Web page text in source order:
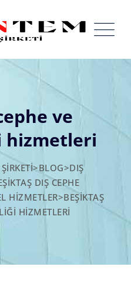
ve
hizmetleri
>BLOG>DIŞ
DIŞ CEPHE
HIZMETLER>BEŞIKTAŞ
HIZMETLERI